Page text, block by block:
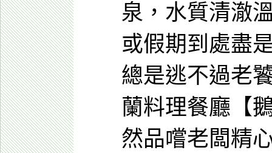
泉，水質清澈
或假期到處盡
總是逃不過老
蘭料理餐廳【
然品嚐老闆精